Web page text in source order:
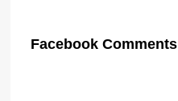
Facebook Comments